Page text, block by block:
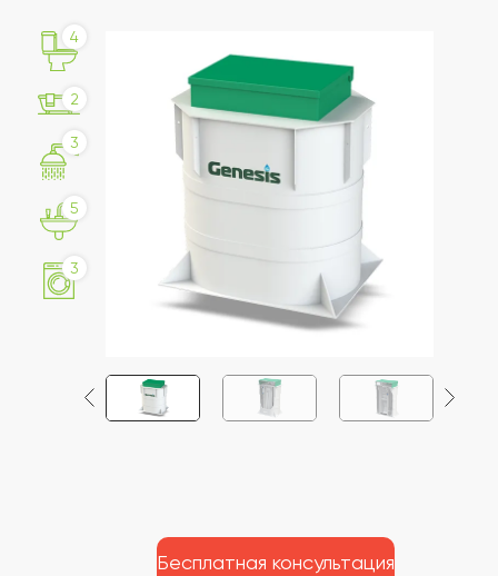
4
2
3
5
3
Бесплатная консультация